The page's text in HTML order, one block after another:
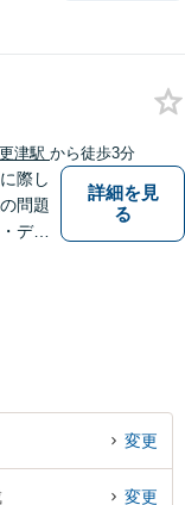
様全
ムー
津駅 から徒歩3分
際し
問題
デメ
詳細を見
る
変更
変更